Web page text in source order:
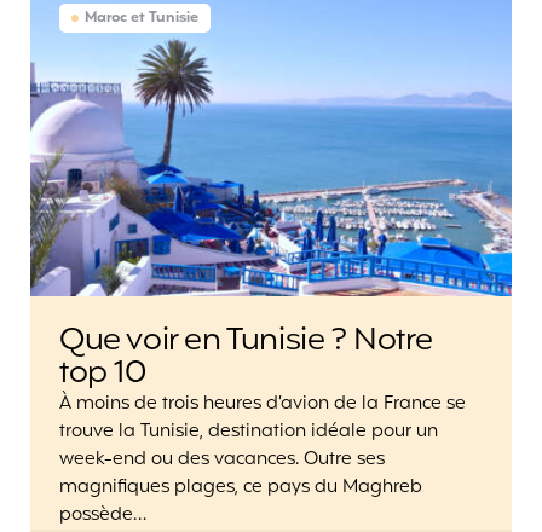
Maroc et Tunisie
Que voir en Tunisie ? Notre
top 10
À moins de trois heures d’avion de la France se
trouve la Tunisie, destination idéale pour un
week-end ou des vacances. Outre ses
magnifiques plages, ce pays du Maghreb
possède…